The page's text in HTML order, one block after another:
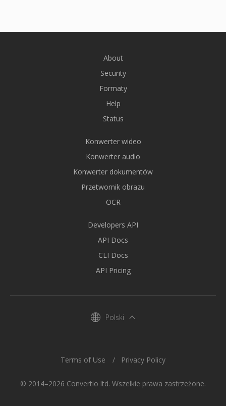
About
Security
Formaty
Help
Status
Konwerter wideo
Konwerter audio
Konwerter dokumentów
Przetwornik obrazu
OCR
Developers API
API Docs
CLI Docs
API Pricing
Polski
© 2014–2026 Convertio ltd. Wszelkie prawa zastrzeżone.
Terms of Use Privacy Policy